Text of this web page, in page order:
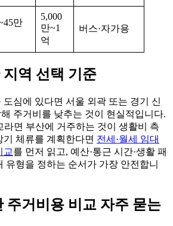
만
5,000
만~1
억
버스·자가용
역 선택 기준
심에 있다면 서울 외곽 또는 경기 신
주거비를 낮추는 것이 현실적입니다.
라면 부산에 거주하는 것이 생활비 측
체류를 계획한다면 전세·월세 임대
교를 먼저 읽고, 예산·통근 시간·생활 패
유형을 정하는 순서가 가장 안전합니
주거비용 비교 자주 묻는